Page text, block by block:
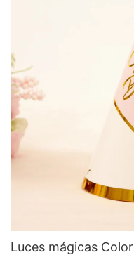
Luces mágicas